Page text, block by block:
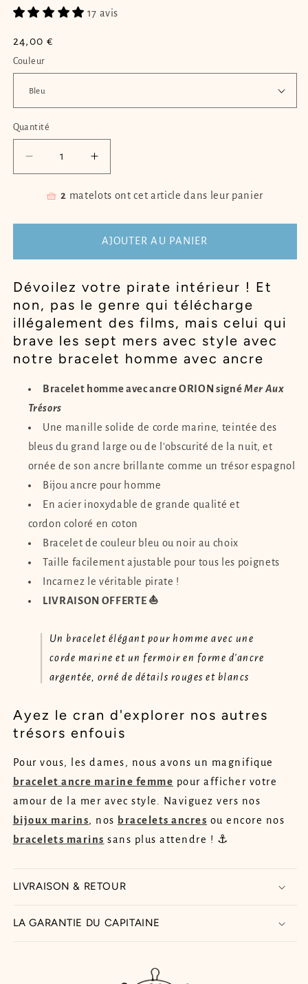
17 avis
Prix
habituel
24,00 €
Couleur
Quantité
Quantité
Réduire
la
quantité
Bracelet
avec
ORION
Augmenter
la
quantité
Bracelet
homme
avec
ORION
🧺 2 matelots ont cet article dans leur panier
AJOUTER AU PANIER
Dévoilez votre pirate intérieur ! Et
non, pas le genre qui télécharge
illégalement des films, mais celui qui
brave les sept mers avec style avec
notre bracelet homme avec ancre
Bracelet homme avec ancre ORION signéMer Aux
Trésors
Une manille solide de corde marine, teintée des
bleus du grand large ou de l'obscurité de la nuit, et
ornée de son ancre brillante comme un trésor espagnol
Bijou ancre pour homme
En acier inoxydable de grande qualité et
cordon coloré en coton
Bracelet de couleur bleu ou noir au choix
Taille facilement ajustable pour tous les poignets
Incarnez le véritable pirate !
LIVRAISON OFFERTE ⛵
Un bracelet élégant pour homme avec une
corde marine et un fermoir en forme d'ancre
argentée, orné de détails rouges et blancs
Ayez le cran d'explorer nos autres
trésors enfouis
Pour vous, les dames, nous avons un magnifique
bracelet ancre marine femme pour afficher votre
amour de la mer avec style. Naviguez vers nos
bijoux marins, nos bracelets ancres ou encore nos
bracelets marins sans plus attendre ! ⚓
LIVRAISON & RETOUR
LA GARANTIE DU CAPITAINE